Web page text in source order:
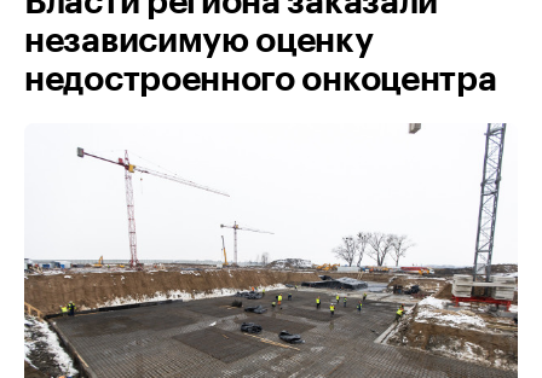
независимую оценку
недостроенного онкоцентра